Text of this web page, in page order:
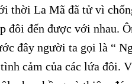
thời La Mã đã tử vì
đôi đến được với nhau.
đây người ta gọi là “
cảm của các lứa đôi.